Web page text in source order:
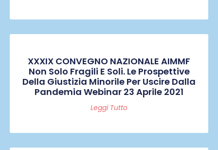
XXXIX CONVEGNO NAZIONALE AIMMF
Non Solo Fragili E Soli. Le Prospettive
Della Giustizia Minorile Per Uscire Dalla
Pandemia Webinar 23 Aprile 2021
Leggi Tutto